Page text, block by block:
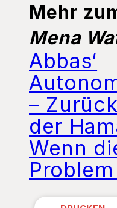
Mehr
Mena
Abbas‘
–
der
Wenn